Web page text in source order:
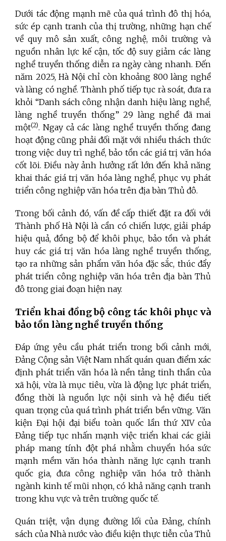
Dưới tác động mạnh mẽ của quá trình đô thị hóa,
sức ép cạnh tranh của thị trường, những hạn chế
về quy mô sản xuất, công nghệ, môi trường và
nguồn nhân lực kế cận, tốc độ suy giảm các làng
nghề truyền thống diễn ra ngày càng nhanh. Đến
năm 2025, Hà Nội chỉ còn khoảng 800 làng nghề
và làng có nghề. Thành phố tiếp tục rà soát, đưa ra
khỏi “Danh sách công nhận danh hiệu làng nghề,
làng nghề truyền thống” 29 làng nghề đã mai
một(2). Ngay cả các làng nghề truyền thống đang
hoạt động cũng phải đối mặt với nhiều thách thức
trong việc duy trì nghề, bảo tồn các giá trị văn hóa
cốt lõi. Điều này ảnh hưởng rất lớn đến khả năng
khai thác giá trị văn hóa làng nghề, phục vụ phát
triển công nghiệp văn hóa trên địa bàn Thủ đô.
Trong bối cảnh đó, vấn đề cấp thiết đặt ra đối với
Thành phố Hà Nội là cần có chiến lược, giải pháp
hiệu quả, đồng bộ để khôi phục, bảo tồn và phát
huy các giá trị văn hóa làng nghề truyền thống,
tạo ra những sản phẩm văn hóa đặc sắc, thúc đẩy
phát triển công nghiệp văn hóa trên địa bàn Thủ
đô trong giai đoạn hiện nay.
Triển khai đồng bộ công tác khôi phục và
bảo tồn làng nghề truyền thống
Đáp ứng yêu cầu phát triển trong bối cảnh mới,
Đảng Cộng sản Việt Nam nhất quán quan điểm xác
định phát triển văn hóa là nền tảng tinh thần của
xã hội, vừa là mục tiêu, vừa là động lực phát triển,
đồng thời là nguồn lực nội sinh và hệ điều tiết
quan trọng của quá trình phát triển bền vững. Văn
kiện Đại hội đại biểu toàn quốc lần thứ XIV của
Đảng tiếp tục nhấn mạnh việc triển khai các giải
pháp mang tính đột phá nhằm chuyển hóa sức
mạnh mềm văn hóa thành năng lực cạnh tranh
quốc gia, đưa công nghiệp văn hóa trở thành
ngành kinh tế mũi nhọn, có khả năng cạnh tranh
trong khu vực và trên trường quốc tế.
Quán triệt, vận dụng đường lối của Đảng, chính
sách của Nhà nước vào điều kiện thực tiễn của Thủ